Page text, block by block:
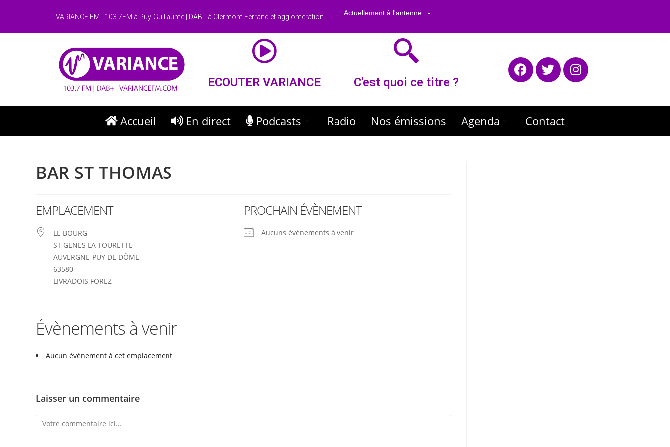
VARIANCE FM - 103.7FM à Puy-Guillaume | DAB+ à Clermont-Ferrand et agglomération
ECOUTER VARIANCE C'est quoi ce titre ?
Accueil En direct Podcasts Radio Nos émissions Agenda Contact
BAR ST THOMAS
EMPLACEMENT
LE BOURG
ST GENES LA TOURETTE
AUVERGNE-PUY DE DÔME
63580
LIVRADOIS FOREZ
PROCHAIN ÉVÈNEMENT
Aucuns évènements à venir
Évènements à venir
Aucun événement à cet emplacement
Laisser un commentaire